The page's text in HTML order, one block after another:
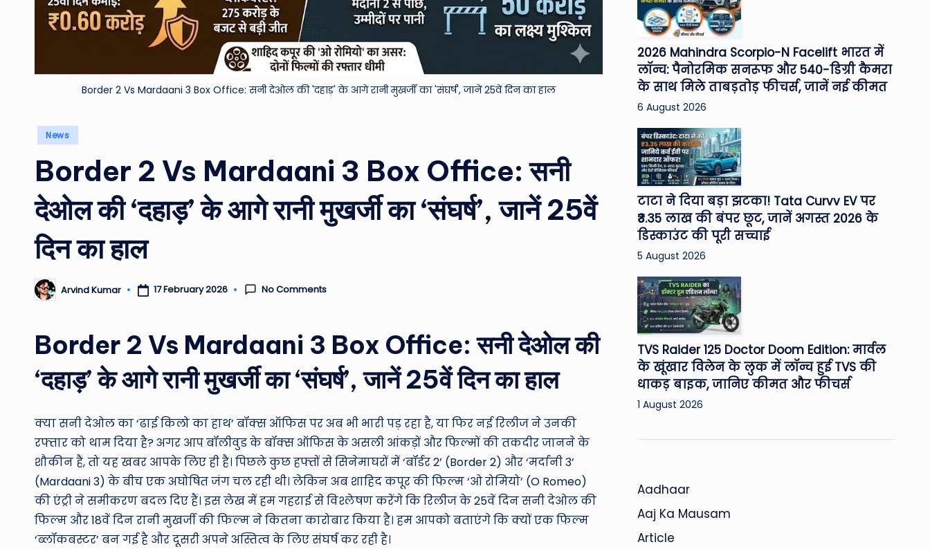
&
o
N
e
w
u
n
T
h
e
W
Border 2 Vs Mardaani 3 Box Office: सनी देओल की 'दहाड़' के आगे रानी मुखर्जी का 'संघर्ष', जानें 25वें दिन का हाल
Posted
News
Border 2 Vs Mardaani 3 Box Office: सनी
देओल की ‘दहाड़’ के आगे रानी मुखर्जी का ‘संघर्ष’, जानें 25वें
दिन का हाल
Posted
by
Arvind Kumar 17 February 2026 No Comments
Border 2 Vs Mardaani 3 Box Office: सनी देओल की
‘दहाड़’ के आगे रानी मुखर्जी का ‘संघर्ष’, जानें 25वें दिन का हाल
क्या सनी देओल का ‘ढाई किलो का हाथ’ बॉक्स ऑफिस पर अब भी भारी पड़ रहा है, या फिर नई रिलीज ने उनकी
रफ्तार को थाम दिया है? अगर आप बॉलीवुड के बॉक्स ऑफिस के असली आंकड़ों और फिल्मों की तकदीर जानने के
शौकीन हैं, तो यह खबर आपके लिए ही है। पिछले कुछ हफ्तों से सिनेमाघरों में ‘बॉर्डर 2’ (Border 2) और ‘मर्दानी 3’
(Mardaani 3) के बीच एक अघोषित जंग चल रही थी। लेकिन अब शाहिद कपूर की फिल्म ‘ओ रोमियो’ (O Romeo)
की एंट्री ने समीकरण बदल दिए हैं। इस लेख में हम गहराई से विश्लेषण करेंगे कि रिलीज के 25वें दिन सनी देओल की
फिल्म और 18वें दिन रानी मुखर्जी की फिल्म ने कितना कारोबार किया है। हम आपको बताएंगे कि क्यों एक फिल्म
‘ब्लॉकबस्टर’ बन गई है और दूसरी अपने अस्तित्व के लिए संघर्ष कर रही है।
2026 Mahindra Scorpio-N Facelift भारत में
लॉन्च: पैनोरमिक सनरूफ और 540-डिग्री कैमरा
के साथ मिले ताबड़तोड़ फीचर्स, जानें नई कीमत
6 August 2026
टाटा ने दिया बड़ा झटका! Tata Curvv EV पर
₹3.35 लाख की बंपर छूट, जानें अगस्त 2026 के
डिस्काउंट की पूरी सच्चाई
5 August 2026
TVS Raider 125 Doctor Doom Edition: मार्वल
के खूंखार विलेन के लुक में लॉन्च हुई TVS की
धाकड़ बाइक, जानिए कीमत और फीचर्स
1 August 2026
Aadhaar
Aaj Ka Mausam
Article